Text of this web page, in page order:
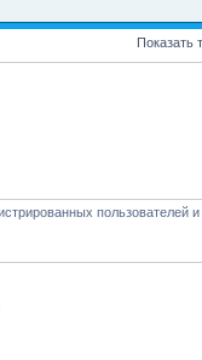
Показать
пользователей и